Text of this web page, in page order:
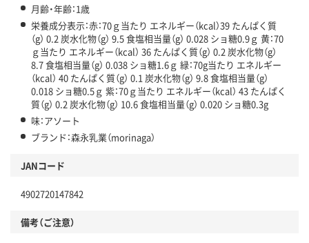
月齢・年齢：1歳
栄養成分表示：赤：70ｇ当たり エネルギー（kcal）39 たんぱく質
（g） 0.2 炭水化物（g） 9.5 食塩相当量（g） 0.028 ショ糖0.9ｇ 黄：70
ｇ当たり エネルギー（kcal） 36 たんぱく質（g） 0.2 炭水化物（g）
8.7 食塩相当量（g） 0.038 ショ糖1.6ｇ 緑：70g当たり エネルギー
（kcal） 40 たんぱく質（g） 0.1 炭水化物（g） 9.8 食塩相当量（g）
0.018 ショ糖0.5ｇ 紫：70ｇ当たり エネルギー（kcal） 43 たんぱく
質（g） 0.2 炭水化物（g） 10.6 食塩相当量（g） 0.020 ショ糖0.3g
味：アソート
ブランド：森永乳業（morinaga）
JANコード
4902720147842
備考（ご注意）